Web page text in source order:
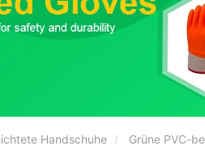
Handschuhe Grüne PVC-